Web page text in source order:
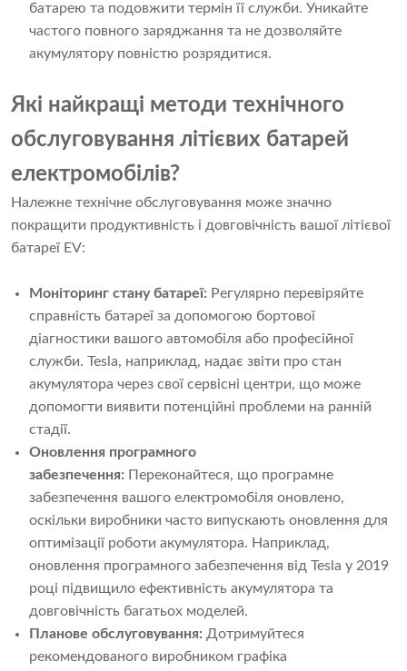
батарею та подовжити термін її служби. Уникайте
частого повного заряджання та не дозволяйте
акумулятору повністю розрядитися.
Які найкращі методи технічного
обслуговування літієвих батарей
електромобілів?
Належне технічне обслуговування може значно
покращити продуктивність і довговічність вашої літієвої
батареї EV:
Моніторинг стану батареї: Регулярно перевіряйте
справність батареї за допомогою бортової
діагностики вашого автомобіля або професійної
служби. Tesla, наприклад, надає звіти про стан
акумулятора через свої сервісні центри, що може
допомогти виявити потенційні проблеми на ранній
стадії.
Оновлення програмного
забезпечення: Переконайтеся, що програмне
забезпечення вашого електромобіля оновлено,
оскільки виробники часто випускають оновлення для
оптимізації роботи акумулятора. Наприклад,
оновлення програмного забезпечення від Tesla у 2019
році підвищило ефективність акумулятора та
довговічність багатьох моделей.
Планове обслуговування: Дотримуйтеся
рекомендованого виробником графіка